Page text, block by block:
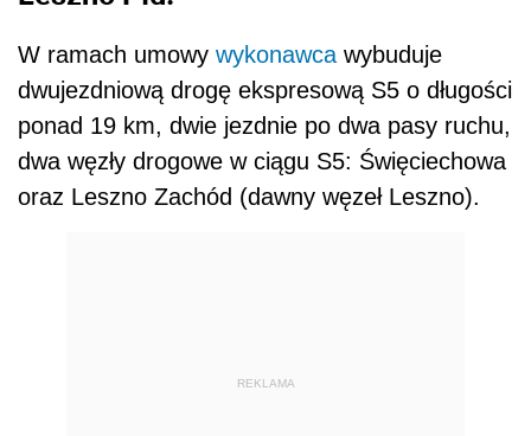
W ramach umowy wykonawca wybuduje
dwujezdniową drogę ekspresową S5 o długości
ponad 19 km, dwie jezdnie po dwa pasy ruchu,
dwa węzły drogowe w ciągu S5: Święciechowa
oraz Leszno Zachód (dawny węzeł Leszno).
REKLAMA